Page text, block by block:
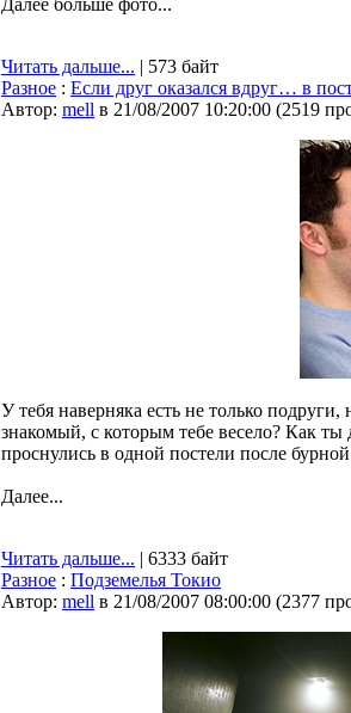
Далее больше фото...
Читать дальше... | 573 байт
Разное : Если друг оказался вдруг… в
Автор: mell в 21/08/2007 10:20:00 (2519
У тебя наверняка есть не только
знакомый, с которым тебе весело? Как
проснулись в одной постели после
Далее...
Читать дальше... | 6333 байт
Разное : Подземелья Токио
Автор: mell в 21/08/2007 08:00:00 (2377